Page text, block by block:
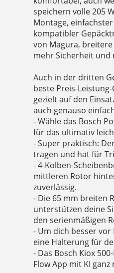
speichern volle 205
Montage,
kompatibler
von Magura,
mehr Sicherheit und
Auch in der dritten
beste Preis-
gezielt auf den
auch genauso
- Wähle das Bosch
für das ultimativ
- Super praktisch:
tragen und hat für
- 4-Kolben-
mittleren Rotor
zuverlässig.
- Die 65 mm breiten
unterstützen deine
den serienmäßigen
- Um dich besser
eine Halterung für
- Das Bosch Kiox
Flow App mit KI